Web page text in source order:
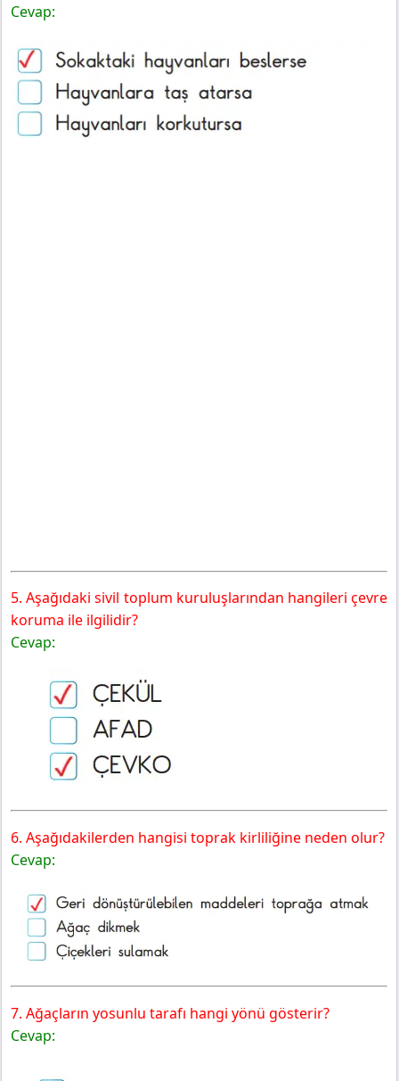
Cevap:
5. Aşağıdaki sivil toplum kuruluşlarından hangileri çevre
koruma ile ilgilidir?
Cevap:
6. Aşağıdakilerden hangisi toprak kirliliğine neden olur?
Cevap:
7. Ağaçların yosunlu tarafı hangi yönü gösterir?
Cevap: